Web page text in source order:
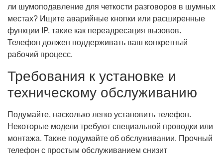
ли шумоподавление для четкости разговоров в шумных
местах? Ищите аварийные кнопки или расширенные
функции IP, такие как переадресация вызовов.
Телефон должен поддерживать ваш конкретный
рабочий процесс.
Требования к установке и
техническому обслуживанию
Подумайте, насколько легко установить телефон.
Некоторые модели требуют специальной проводки или
монтажа. Также подумайте об обслуживании. Прочный
телефон с простым обслуживанием снизит